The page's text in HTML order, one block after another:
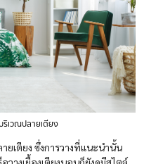
ริเวณปลายเตียง
เตียง ซึ่งการวางที่แนะนำนั้น